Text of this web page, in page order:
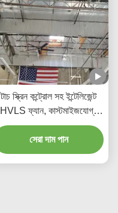
টাচ স্ক্রিন কন্ট্রোল সহ ইন্টেলিজেন্ট
HVLS ফ্যান, কাস্টমাইজযোগ্য
স্পিড ও এয়ারফ্লো
সেরা দাম পান